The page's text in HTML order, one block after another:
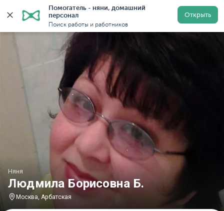
Помогатель - няни, домашний
персонал
Поиск работы и работников
Открыть
Главная Няни Няни в Москве Няни у метро
Людмила Борисовна Б.
Няня
Москва, Арбатская